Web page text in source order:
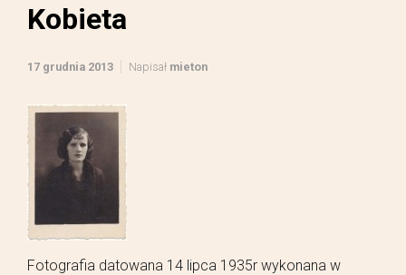
Kobieta
17 grudnia 2013 Napisał mieton
Fotografia datowana 14 lipca 1935r wykonana w